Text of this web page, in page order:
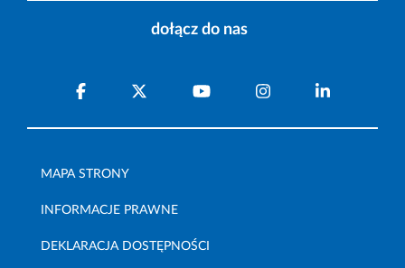
dołącz do nas
MAPA STRONY
INFORMACJE PRAWNE
DEKLARACJA DOSTĘPNOŚCI